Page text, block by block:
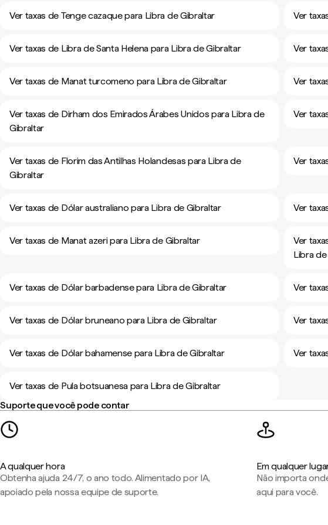
Ver taxas de Tenge cazaque para Libra de Gibraltar Ver
Ver taxas de Libra de Santa Helena para Libra de Gibraltar Ver
Ver taxas de Manat turcomeno para Libra de Gibraltar Ver
Ver taxas de Dirham dos Emirados Árabes Unidos para Libra de
Gibraltar
Ver
Ver taxas de Florim das Antilhas Holandesas para Libra de
Gibraltar
Ver
Ver taxas de Dólar australiano para Libra de Gibraltar Ver
Ver taxas de Manat azeri para Libra de Gibraltar
Ver
Libra
Ver taxas de Dólar barbadense para Libra de Gibraltar Ver
Ver taxas de Dólar bruneano para Libra de Gibraltar Ver
Ver taxas de Dólar bahamense para Libra de Gibraltar Ver
Ver taxas de Pula botsuanesa para Libra de Gibraltar
Suporte que você pode contar
A qualquer hora
Obtenha ajuda 24/7, o ano todo. Alimentado por IA,
apoiado pela nossa equipe de suporte.
Em qualquer
Não importa
aqui para você.